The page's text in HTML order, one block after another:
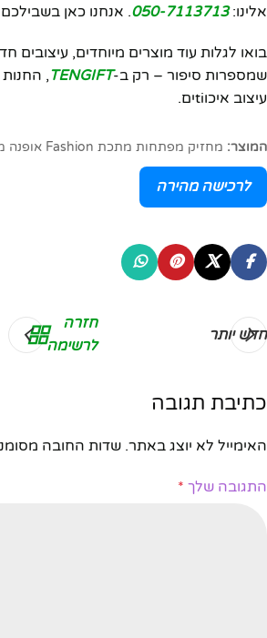
אלינו:050-7113713. אנחנו כאן
בואו לגלות עוד מוצרים מיוחדים, עיצובים
שמספרות סיפור – רק ב-TENGIFT
,
עיצוב איכוtiים.
המוצר: מחזיק מפתחות מתכת Fashion אופנה מבית Clica Design
לרכישה מהירה
חדש יותר
חזרה
לרשימה
כתיבת תגובה
האימייל לא יוצג באתר. שדות החובה
התגובה שלך *